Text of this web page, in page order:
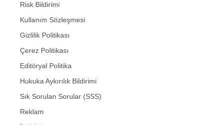
Risk Bildirimi
Kullanım Sözleşmesi
Gizlilik Politikası
Çerez Politikası
Editöryal Politika
Hukuka Aykırılık Bildirimi
Sık Sorulan Sorular (SSS)
Reklam